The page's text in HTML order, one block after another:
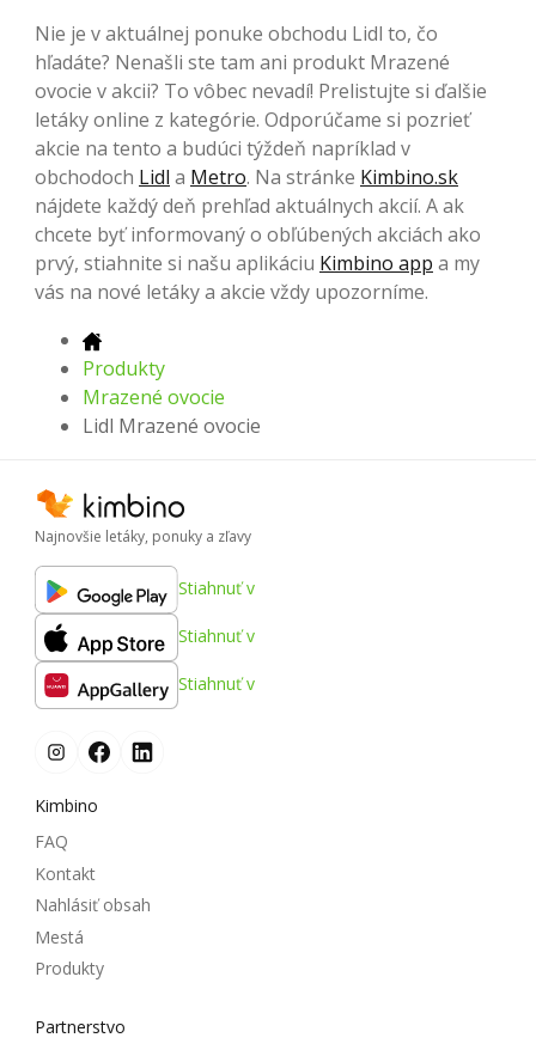
Nie je v aktuálnej ponuke obchodu Lidl to, čo
hľadáte? Nenašli ste tam ani produkt Mrazené
ovocie v akcii? To vôbec nevadí! Prelistujte si ďalšie
letáky online z kategórie. Odporúčame si pozrieť
akcie na tento a budúci týždeň napríklad v
obchodoch Lidl a Metro. Na stránke Kimbino.sk
nájdete každý deň prehľad aktuálnych akcií. A ak
chcete byť informovaný o obľúbených akciách ako
prvý, stiahnite si našu aplikáciu Kimbino app a my
vás na nové letáky a akcie vždy upozorníme.
Produkty
Mrazené ovocie
Lidl Mrazené ovocie
Najnovšie letáky, ponuky a zľavy
Stiahnuť v
Stiahnuť v
Stiahnuť v
Kimbino
FAQ
Kontakt
Nahlásiť obsah
Mestá
Produkty
Partnerstvo